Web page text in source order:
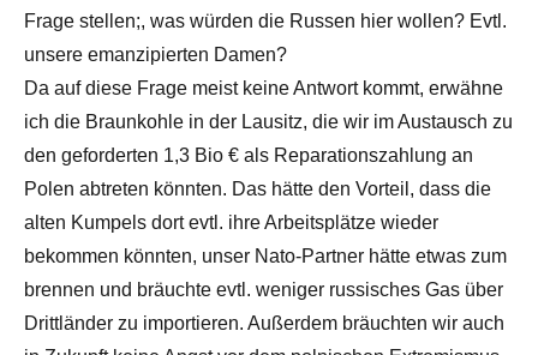
Frage stellen;, was würden die Russen hier wollen? Evtl.
unsere emanzipierten Damen?
Da auf diese Frage meist keine Antwort kommt, erwähne
ich die Braunkohle in der Lausitz, die wir im Austausch zu
den geforderten 1,3 Bio € als Reparationszahlung an
Polen abtreten könnten. Das hätte den Vorteil, dass die
alten Kumpels dort evtl. ihre Arbeitsplätze wieder
bekommen könnten, unser Nato-Partner hätte etwas zum
brennen und bräuchte evtl. weniger russisches Gas über
Drittländer zu importieren. Außerdem bräuchten wir auch